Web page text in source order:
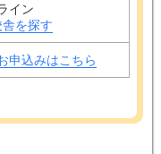
イン
を探す
申込みはこちら